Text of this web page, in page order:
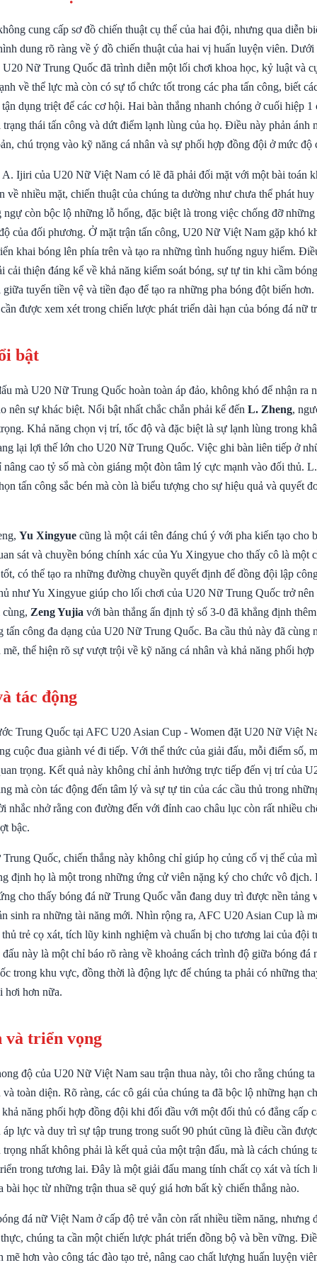
cung cấp sơ đồ chiến thuật cụ thể của hai đội, nhưng qua diễn
dung rõ ràng về ý đồ chiến thuật của hai vị huấn luyện viên. Dưới
Nữ Trung Quốc đã trình diễn một lối chơi khoa học, kỷ luật và
về thể lực mà còn có sự tổ chức tốt trong các pha tấn công, biết
dụng triệt để các cơ hội. Hai bàn thắng nhanh chóng ở cuối hiệp 1
trạng thái tấn công và dứt điểm lạnh lùng của họ. Điều này phản ánh
chú trọng vào kỹ năng cá nhân và sự phối hợp đồng đội ở mức độ
Ijiri của U20 Nữ Việt Nam có lẽ đã phải đối mặt với một bài toán
về nhiều mặt, chiến thuật của chúng ta dường như chưa thể phát
ngự còn bộc lộ những lỗ hổng, đặc biệt là trong việc chống đỡ những
của đối phương. Ở mặt trận tấn công, U20 Nữ Việt Nam gặp khó
khai bóng lên phía trên và tạo ra những tình huống nguy hiểm.
cải thiện đáng kể về khả năng kiểm soát bóng, sự tự tin khi cầm
giữa tuyến tiền vệ và tiền đạo để tạo ra những pha bóng đột biến
được xem xét trong chiến lược phát triển dài hạn của bóng đá nữ
bật
mà U20 Nữ Trung Quốc hoàn toàn áp đảo, không khó để nhận ra
nên sự khác biệt. Nổi bật nhất chắc chắn phải kể đến L. Zheng,
Khả năng chọn vị trí, tốc độ và đặc biệt là sự lạnh lùng trong
lại lợi thế lớn cho U20 Nữ Trung Quốc. Việc ghi bàn liên tiếp ở
cao tỷ số mà còn giáng một đòn tâm lý cực mạnh vào đối thủ.
tấn công sắc bén mà còn là biểu tượng cho sự hiệu quả và quyết
Yu Xingyue cũng là một cái tên đáng chú ý với pha kiến tạo cho
sát và chuyền bóng chính xác của Yu Xingyue cho thấy cô là một
có thể tạo ra những đường chuyền quyết định để đồng đội lập
như Yu Xingyue giúp cho lối chơi của U20 Nữ Trung Quốc trở nên
Zeng Yujia với bàn thắng ấn định tỷ số 3-0 đã khẳng định
tấn công đa dạng của U20 Nữ Trung Quốc. Ba cầu thủ này đã cùng
mẽ, thể hiện rõ sự vượt trội về kỹ năng cá nhân và khả năng phối
tác động
Trung Quốc tại AFC U20 Asian Cup - Women đặt U20 Nữ Việt
cuộc đua giành vé đi tiếp. Với thể thức của giải đấu, mỗi điểm số,
trọng. Kết quả này không chỉ ảnh hưởng trực tiếp đến vị trí của
mà còn tác động đến tâm lý và sự tự tin của các cầu thủ trong
nhắc nhở rằng con đường đến với đỉnh cao châu lục còn rất nhiều
bậc.
Quốc, chiến thắng này không chỉ giúp họ củng cố vị thế của
định họ là một trong những ứng cử viên nặng ký cho chức vô địch.
cho thấy bóng đá nữ Trung Quốc vẫn đang duy trì được nền tảng
sinh ra những tài năng mới. Nhìn rộng ra, AFC U20 Asian Cup là
thủ trẻ cọ xát, tích lũy kinh nghiệm và chuẩn bị cho tương lai của đội
này là một chỉ báo rõ ràng về khoảng cách trình độ giữa bóng đá
trong khu vực, đồng thời là động lực để chúng ta phải có những
hơi hơn nữa.
và triển vọng
độ của U20 Nữ Việt Nam sau trận thua này, tôi cho rằng chúng
toàn diện. Rõ ràng, các cô gái của chúng ta đã bộc lộ những hạn
khả năng phối hợp đồng đội khi đối đầu với một đối thủ có đẳng cấp
áp lực và duy trì sự tập trung trong suốt 90 phút cũng là điều cần
nhất không phải là kết quả của một trận đấu, mà là cách chúng
trong tương lai. Đây là một giải đấu mang tính chất cọ xát và tích
bài học từ những trận thua sẽ quý giá hơn bất kỳ chiến thắng nào.
đá nữ Việt Nam ở cấp độ trẻ vẫn còn rất nhiều tiềm năng, nhưng
chúng ta cần một chiến lược phát triển đồng bộ và bền vững.
mẽ hơn vào công tác đào tạo trẻ, nâng cao chất lượng huấn luyện